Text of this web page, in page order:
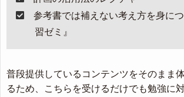
参考書では補えない考え方を身に
習ゼミ』
普段提供しているコンテンツをそのまま
るため、こちらを受けるだけでも勉強に